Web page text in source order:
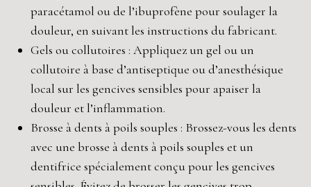
paracétamol ou de l’ibuprofène pour soulager la
douleur, en suivant les instructions du fabricant.
Gels ou collutoires : Appliquez un gel ou un
collutoire à base d’antiseptique ou d’anesthésique
local sur les gencives sensibles pour apaiser la
douleur et l’inflammation.
Brosse à dents à poils souples : Brossez-vous les dents
avec une brosse à dents à poils souples et un
dentifrice spécialement conçu pour les gencives